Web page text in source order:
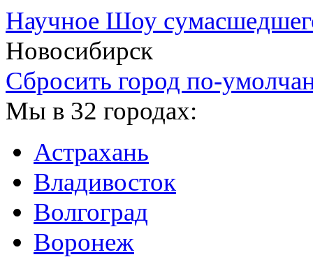
Научное Шоу
Новосибирск
Сбросить город по-
Мы в 32 городах:
Астрахань
Владивосток
Волгоград
Воронеж